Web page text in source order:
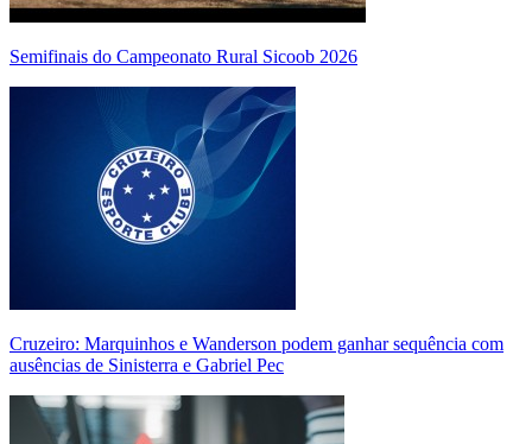
Semifinais do Campeonato Rural Sicoob 2026
Cruzeiro: Marquinhos e Wanderson podem ganhar sequência com
ausências de Sinisterra e Gabriel Pec